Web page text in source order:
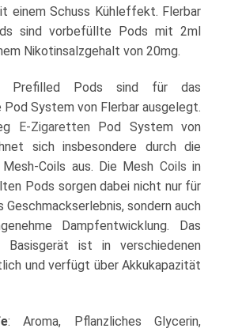
einem Schuss Kühleffekt. Flerbar
sind vorbefüllte Pods mit 2ml
Nikotinsalzgehalt von 20mg.
Prefilled Pods sind für das
Pod System von Flerbar ausgelegt.
E-Zigaretten Pod System von
sich insbesondere durch die
Coils aus. Die Mesh Coils in
Pods sorgen dabei nicht nur für
Geschmackserlebnis, sondern auch
Dampfentwicklung. Das
Basisgerät ist in verschiedenen
und verfügt über Akkukapazität
: Aroma, Pflanzliches Glycerin,